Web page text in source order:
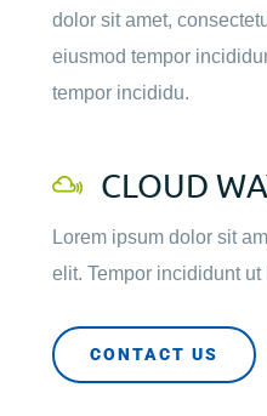
dolor sit amet,
eiusmod tempor
tempor incididu.
CLOUD
Lorem ipsum dolor sit
elit. Tempor incididunt
CONTACT US